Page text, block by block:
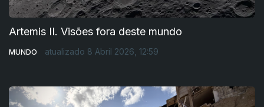
Artemis II. Visões fora deste mundo
MUNDO atualizado 8 Abril 2026, 12:59